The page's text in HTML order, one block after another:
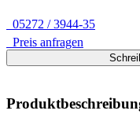
05272 / 3944-35
Preis anfragen